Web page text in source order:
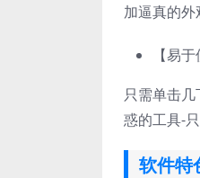
加逼真的外
【易于
只需单击
惑的工具-
软件特